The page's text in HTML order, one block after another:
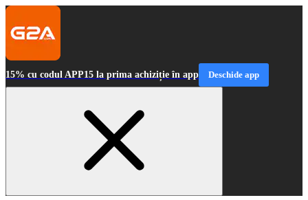
15% cu codul APP15 la prima achiziție în app Deschide app